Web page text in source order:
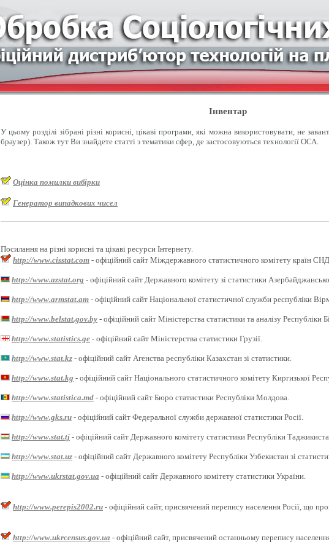
Інвентар
У цьому розділі зібрані різні корисні, цікаві програми, які можна використовувати, не
браузер). Також тут Ви знайдете статті з тематики сфер, де застосовуються технології ОСА.
Оцінка помилки вибірки
Генератор випадкових чисел
Посилання на різні корисні та цікаві ресурси Інтернету.
http://www.cisstat.com - офіційний сайт Міждержавного статистичного комітету країн
http://www.azstat.org - офіційний сайт Державного комітету зі статистики
http://www.armstat.am - офіційний сайт Національної статистичної служби республіки
http://www.belstat.gov.by - офіційний сайт Міністерства статистики та аналізу Республіки
http://www.statistics.ge - офіційний сайт Міністерства статистики Грузії.
http://www.stat.kz - офіційний сайт Агенства республіки Казахстан зі статистики.
http://www.stat.kg - офіційний сайт Національного статистичного комітету Киргизької
http://www.statistica.md - офіційний сайт Бюро статистики Республіки Молдова.
http://www.gks.ru - офіційний сайт Федеральної служби державної статистики Росії.
http://www.stat.tj - офіційний сайт Державного комітету статистики Республіки
http://www.stat.uz - офіційний сайт Державного комітету Республіки Узбекистан зі
http://www.ukrstat.gov.ua - офіційний сайт Державного комітету статистики України.
http://www.perepis2002.ru - офіційний сайт, присвячений перепису населення Росії, що
http://www.ukrcensus.gov.ua - офіційний сайт, присвячений останньому перепису